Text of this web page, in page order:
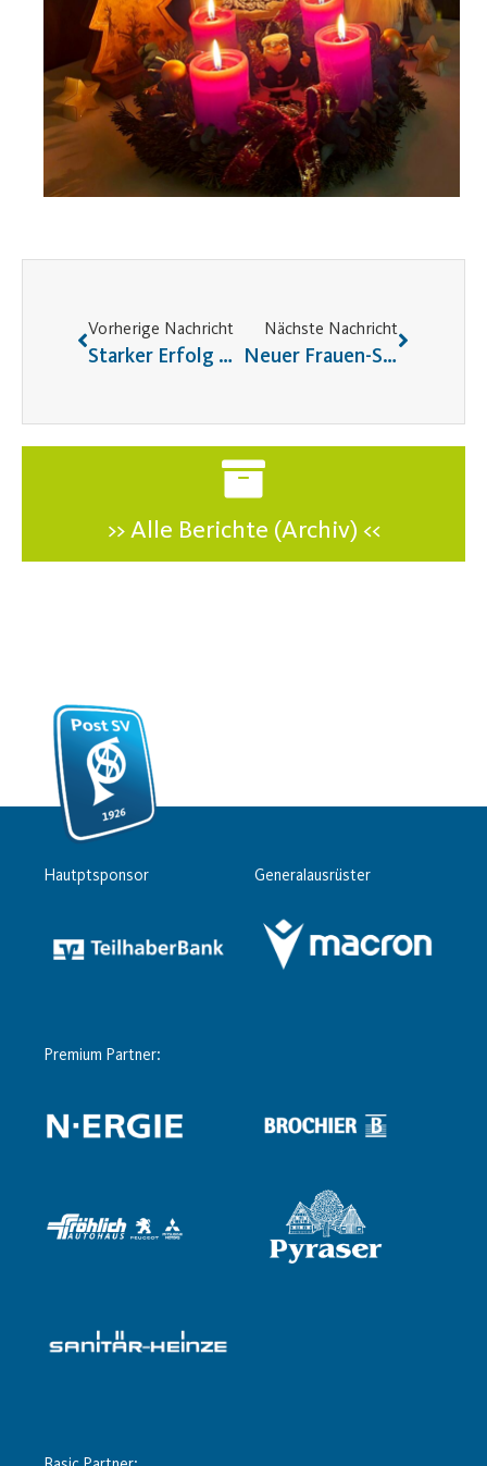
Vorherige Nachricht
Starker Erfolg bei Ju-Jitsu WORLD Championship Youth
Nächste Nachricht
Neuer Frauen-Selbstverteidigungskurs
>> Alle Berichte (Archiv) <<
Hautptsponsor Generalausrüster
Premium Partner: